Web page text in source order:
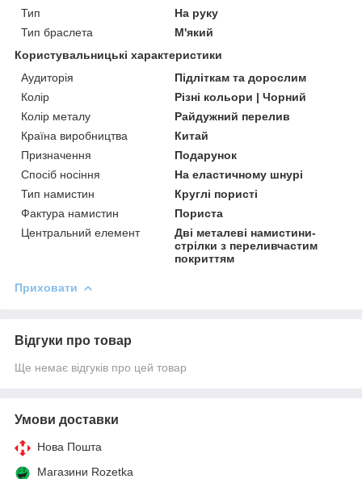
Тип
На руку
Тип браслета
М'який
Користувальницькі характеристики
Аудиторія
Підліткам та дорослим
Колір
Різні кольори | Чорний
Колір металу
Райдужний перелив
Країна виробництва
Китай
Призначення
Подарунок
Спосіб носіння
На еластичному шнурі
Тип намистин
Круглі пористі
Фактура намистин
Пориста
Центральний елемент
Дві металеві намистини-
стрілки з переливчастим
покриттям
Приховати
Відгуки про товар
Ще немає відгуків про цей товар
Умови доставки
Нова Пошта
Магазини Rozetka